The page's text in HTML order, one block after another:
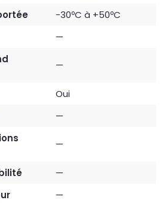
-30ºC à +50ºC
—
—
Oui
—
—
—
—